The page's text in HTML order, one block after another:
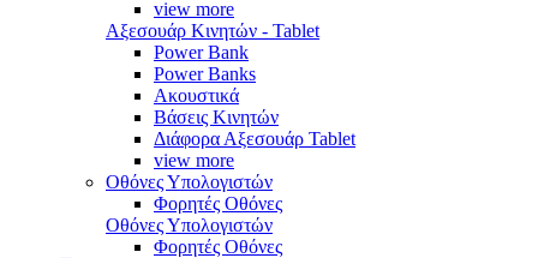
view more
Αξεσουάρ Κινητών - Tablet
Power Bank
Power Banks
Ακουστικά
Βάσεις Κινητών
Διάφορα Αξεσουάρ Tablet
view more
Οθόνες Υπολογιστών
Φορητές Οθόνες
Οθόνες Υπολογιστών
Φορητές Οθόνες